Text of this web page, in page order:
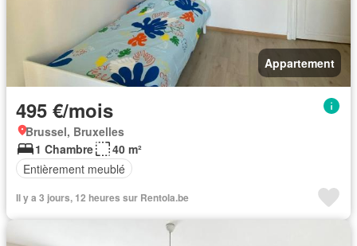
Appartement
495 €/mois
Brussel, Bruxelles
1 Chambre
40 m²
Entièrement meublé
Il y a 3 jours, 12 heures sur Rentola.be